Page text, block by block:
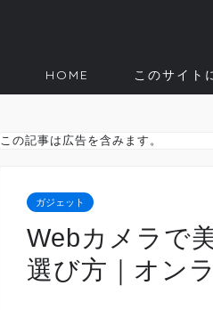
HOME このサイト
この記事は広告を含みます。
ガジェット
Webカメラで
選び方｜オン